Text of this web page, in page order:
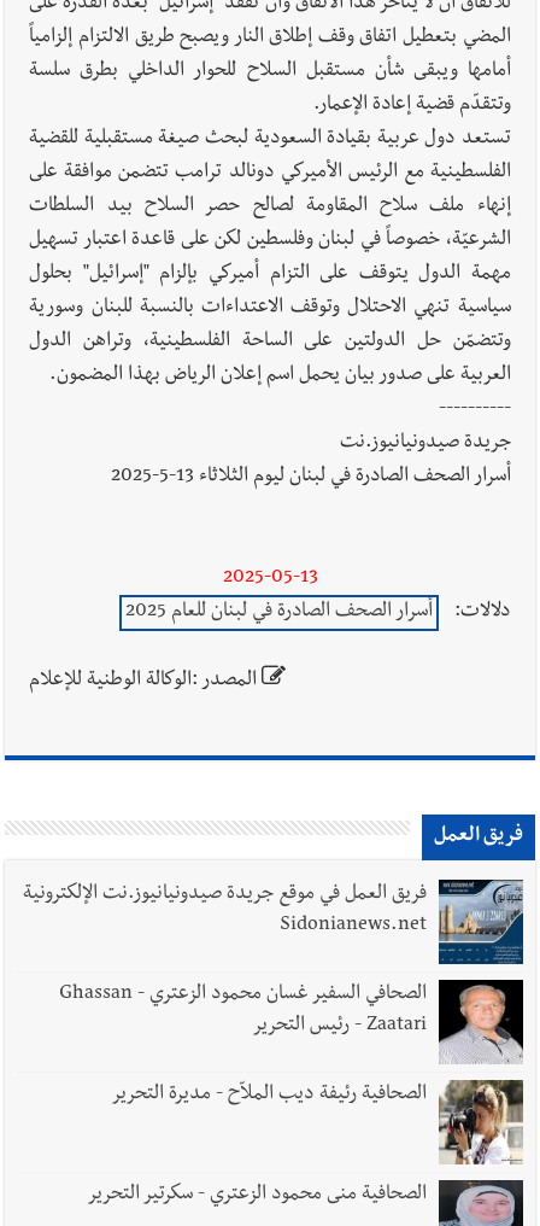
المضي بتعطيل اتفاق وقف إطلاق النار ويصبح طريق الالتزام إلزامياً
أمامها ويبقى شأن مستقبل السلاح للحوار الداخلي بطرق سلسة
وتتقدّم قضية إعادة الإعمار.
تستعد دول عربية بقيادة السعودية لبحث صيغة مستقبلية للقضية
الفلسطينية مع الرئيس الأميركي دونالد ترامب تتضمن موافقة على
إنهاء ملف سلاح المقاومة لصالح حصر السلاح بيد السلطات
الشرعيّة، خصوصاً في لبنان وفلسطين لكن على قاعدة اعتبار تسهيل
مهمة الدول يتوقف على التزام أميركي بإلزام "إسرائيل" بحلول
سياسية تنهي الاحتلال وتوقف الاعتداءات بالنسبة للبنان وسورية
وتتضمّن حل الدولتين على الساحة الفلسطينية، وتراهن الدول
العربية على صدور بيان يحمل اسم إعلان الرياض بهذا المضمون.
----------
جريدة صيدونيانيوز.نت
أسرار الصحف الصادرة في لبنان ليوم الثلاثاء 13-5-2025
2025-05-13
دلالات:
أسرار الصحف الصادرة في لبنان للعام 2025
المصدر :الوكالة الوطنية للإعلام
فريق العمل
فريق العمل في موقع جريدة صيدونيانيوز.نت الإلكترونية
Sidonianews.net
الصحافي السفير غسان محمود الزعتري - Ghassan
Zaatari - رئيس التحرير
الصحافية رئيفة ديب الملاّح - مديرة التحرير
الصحافية منى محمود الزعتري - سكرتير التحرير